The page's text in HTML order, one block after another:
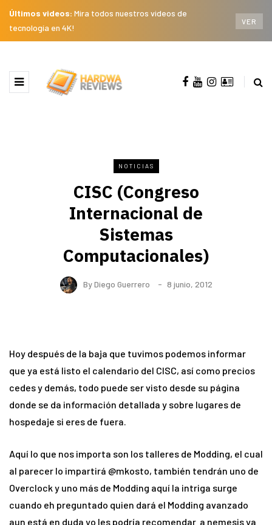
Últimos videos: Mira todos nuestros videos de
tecnología en 4K!
VER
NOTICIAS
CISC (Congreso
Internacional de
Sistemas
Computacionales)
ByDiego Guerrero 8 junio, 2012
Hoy después de la baja que tuvimos podemos informar
que ya está listo el calendario del CISC, así como precios
cedes y demás, todo puede ser visto desde su página
donde se da información detallada y sobre lugares de
hospedaje si eres de fuera.
Aquí lo que nos importa son los talleres de Modding, el cual
al parecer lo impartirá @mkosto, también tendrán uno de
Overclock y uno más de Modding aquí la intriga surge
cuando eh preguntado quien dará el Modding avanzado
aun está en duda yo les podría recomendar a nemesis ya